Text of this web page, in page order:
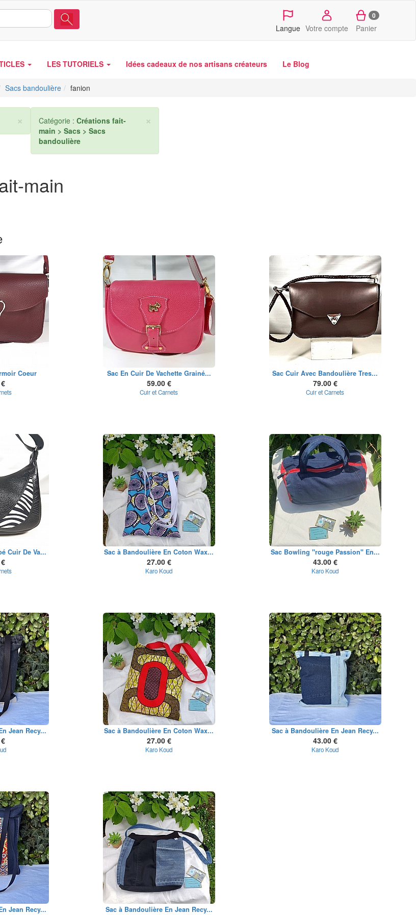
Langue Votre compte
0
Panier
LES TUTORIELS Idées cadeaux de nos artisans créateurs Le Blog
Sacs bandoulière fanion
× ×
Catégorie : Créations fait-
main > Sacs > Sacs
bandoulière
main
Coeur Sac En Cuir De Vachette Grainé...
59.00 €
Cuir et Carnets
Sac Cuir Avec Bandoulière Tres...
79.00 €
Cuir et Carnets
Cuir De Va... Sac à Bandoulière En Coton Wax...
27.00 €
Karo Koud
Sac Bowling "rouge Passion" En...
43.00 €
Karo Koud
Jean Recy... Sac à Bandoulière En Coton Wax...
27.00 €
Karo Koud
Sac à Bandoulière En Jean Recy...
43.00 €
Karo Koud
Jean Recy... Sac à Bandoulière En Jean Recy...